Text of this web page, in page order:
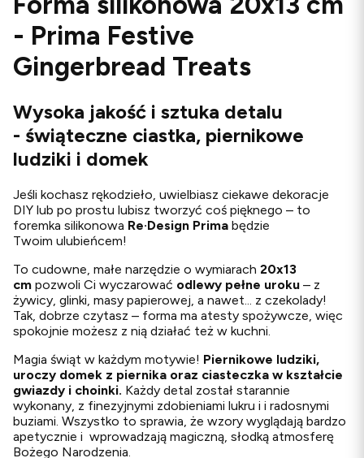
- Prima Festive
Gingerbread Treats
Wysoka jakość i sztuka detalu
- świąteczne ciastka, piernikowe
ludziki i domek
Jeśli kochasz rękodzieło, uwielbiasz ciekawe dekoracje
DIY lub po prostu lubisz tworzyć coś pięknego – to
foremka silikonowa Re·Design Prima będzie
Twoim ulubieńcem!
To cudowne, małe narzędzie o wymiarach 20x13
cm pozwoli Ci wyczarować odlewy pełne uroku – z
żywicy, glinki, masy papierowej, a nawet... z czekolady!
Tak, dobrze czytasz – forma ma atesty spożywcze, więc
spokojnie możesz z nią działać też w kuchni.
Magia świąt w każdym motywie! Piernikowe ludziki,
uroczy domek z piernika oraz ciasteczka w kształcie
gwiazdy i choinki. Każdy detal został starannie
wykonany, z finezyjnymi zdobieniami lukru i i radosnymi
buziami. Wszystko to sprawia, że wzory wyglądają bardzo
apetycznie i wprowadzają magiczną, słodką atmosferę
Bożego Narodzenia.